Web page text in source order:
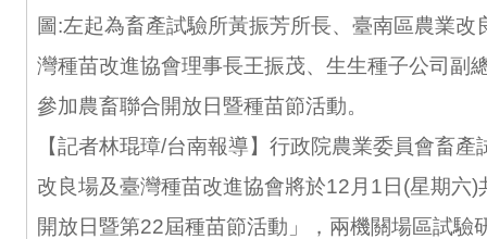
圖:左起為畜產試驗所黃振芳所長、臺南區農業改
灣種苗改進協會理事長王振茂、生生種子公司副
參加農畜聯合開放日暨種苗節活動。
【記者林琨璋/台南報導】行政院農業委員會畜
改良場及臺灣種苗改進協會將於12月1日(星期六)
開放日暨第22屆種苗節活動」，兩機關場區試驗